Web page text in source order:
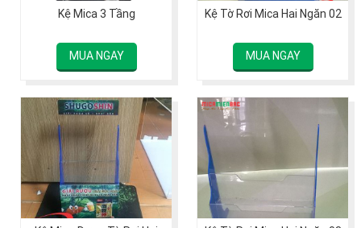
Kệ Mica 3 Tầng
MUA NGAY
Kệ Tờ Rơi Mica Hai Ngăn 02
MUA NGAY